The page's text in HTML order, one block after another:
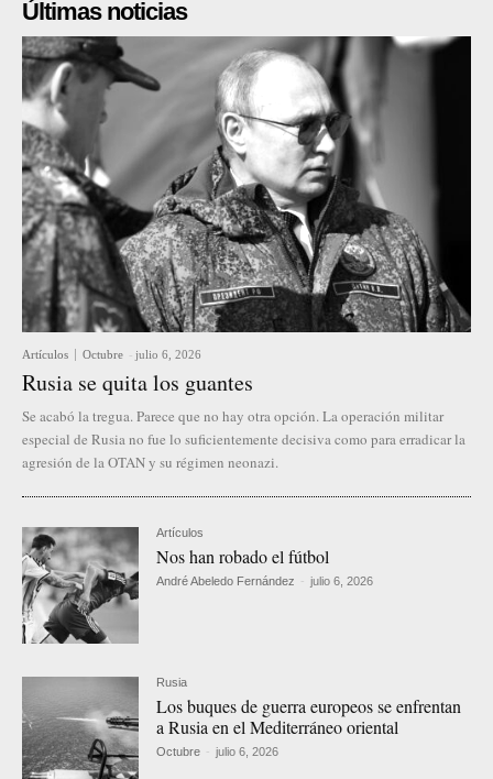
Últimas noticias
Artículos Octubre - julio 6, 2026
Rusia se quita los guantes
Se acabó la tregua. Parece que no hay otra opción. La operación militar
especial de Rusia no fue lo suficientemente decisiva como para erradicar la
agresión de la OTAN y su régimen neonazi.
Artículos
Nos han robado el fútbol
André Abeledo Fernández - julio 6, 2026
Rusia
Los buques de guerra europeos se enfrentan
a Rusia en el Mediterráneo oriental
Octubre - julio 6, 2026